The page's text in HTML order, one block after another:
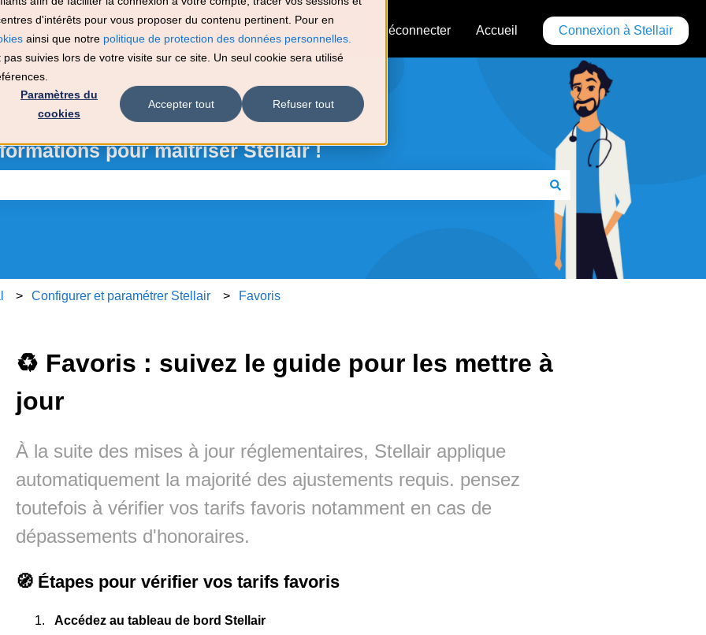
d'intérêts pour vous proposer du contenu pertinent. Pour en
ainsi que notre politique de protection des données personnelles.
suivies lors de votre visite sur ce site. Un seul cookie sera utilisé
Paramètres du
cookies
Accepter tout Refuser tout
Accéder au Portail Client Se déconnecter Accueil Connexion à Stellair
pour maîtriser Stellair !
de recherche est vide.
Configurer et paramétrer Stellair Favoris
♻️ Favoris : suivez le guide pour les mettre à
jour
À la suite des mises à jour réglementaires, Stellair applique
automatiquement la majorité des ajustements requis. pensez
toutefois à vérifier vos tarifs favoris notamment en cas de
dépassements d'honoraires.
🧭 Étapes pour vérifier vos tarifs favoris
Accédez au tableau de bord Stellair